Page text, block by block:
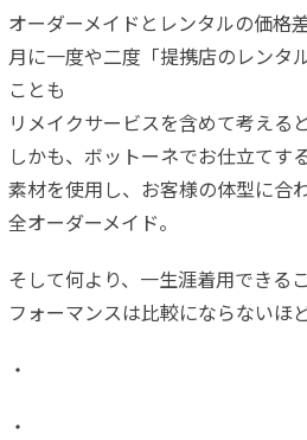
オーダーメイドとレンタルの価格
月に一度や二度「提携店のレンタ
ことも
リメイクサービスを含めて考える
しかも、ボットーネでお仕立てす
素材を使用し、お客様の体型に合
全オーダーメイド。
そして何より、一生涯着用できる
フォーマンスは比較にならないほ
・
・